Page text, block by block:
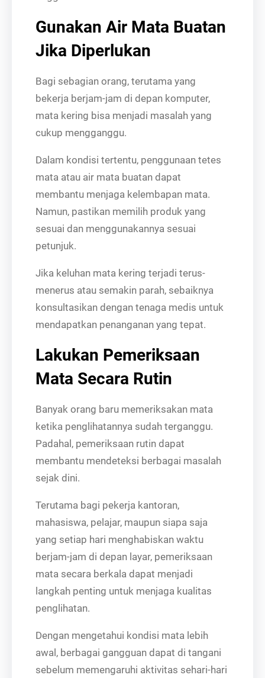
Gunakan Air Mata Buatan
Jika Diperlukan
Bagi sebagian orang, terutama yang
bekerja berjam-jam di depan komputer,
mata kering bisa menjadi masalah yang
cukup mengganggu.
Dalam kondisi tertentu, penggunaan tetes
mata atau air mata buatan dapat
membantu menjaga kelembapan mata.
Namun, pastikan memilih produk yang
sesuai dan menggunakannya sesuai
petunjuk.
Jika keluhan mata kering terjadi terus-
menerus atau semakin parah, sebaiknya
konsultasikan dengan tenaga medis untuk
mendapatkan penanganan yang tepat.
Lakukan Pemeriksaan
Mata Secara Rutin
Banyak orang baru memeriksakan mata
ketika penglihatannya sudah terganggu.
Padahal, pemeriksaan rutin dapat
membantu mendeteksi berbagai masalah
sejak dini.
Terutama bagi pekerja kantoran,
mahasiswa, pelajar, maupun siapa saja
yang setiap hari menghabiskan waktu
berjam-jam di depan layar, pemeriksaan
mata secara berkala dapat menjadi
langkah penting untuk menjaga kualitas
penglihatan.
Dengan mengetahui kondisi mata lebih
awal, berbagai gangguan dapat di tangani
sebelum memengaruhi aktivitas sehari-hari